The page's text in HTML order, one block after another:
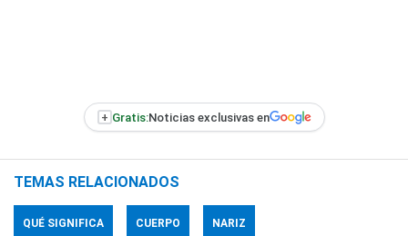
+ Gratis:Noticias exclusivas en
TEMAS RELACIONADOS
QUÉ SIGNIFICA CUERPO NARIZ